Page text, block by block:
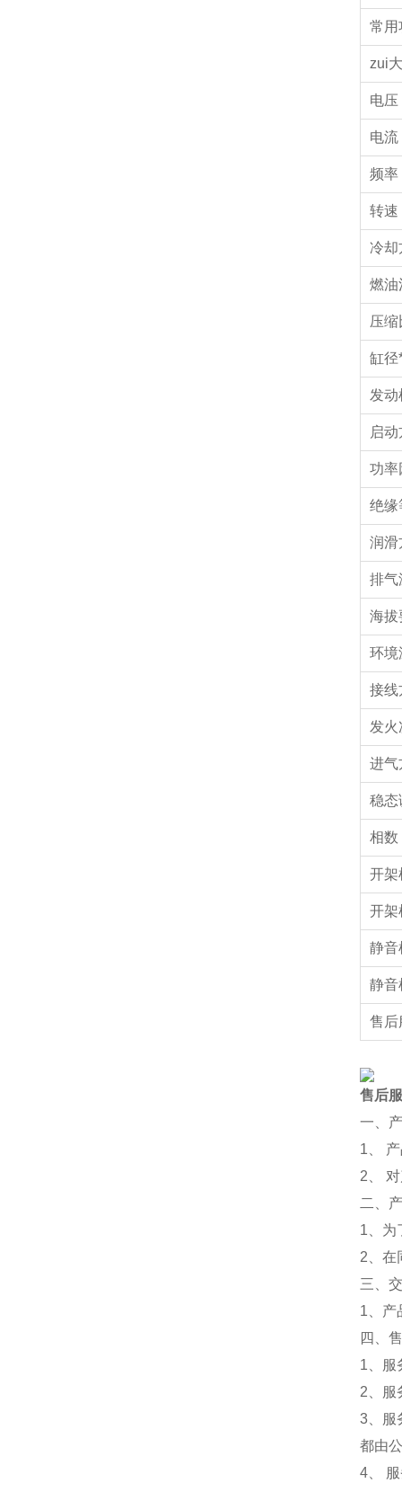
常
zui
电
电
频
转速
冷
燃
压
缸径
发
启
功
绝
润
排
海
环
接
发
进
稳态
相
开架
开架
静音
静音
售后
售后
一、
1、
2、
二、
1、为
2、在
三、
1、产
四、
1、服
2、服
3、服
都由
4、